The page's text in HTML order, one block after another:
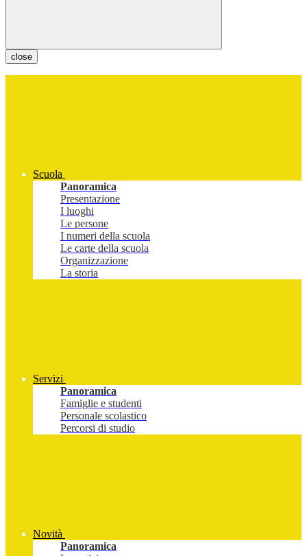
close
Scuola
Panoramica
Presentazione
I luoghi
Le persone
I numeri della scuola
Le carte della scuola
Organizzazione
La storia
Servizi
Panoramica
Famiglie e studenti
Personale scolastico
Percorsi di studio
Novità
Panoramica